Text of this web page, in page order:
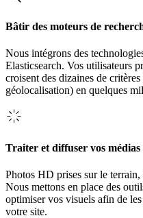
Bâtir des moteurs de
Nous intégrons des
Elasticsearch. Vos utilisateurs
croisent des dizaines de
géolocalisation) en quelques
Traiter et diffuser vos
Photos HD prises sur le
Nous mettons en place des
optimiser vos visuels afin de
votre site.